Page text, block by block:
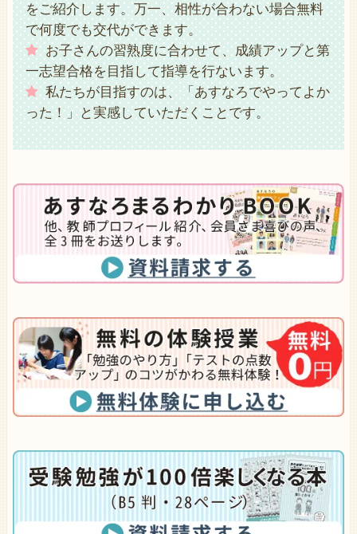
をご紹介します。万一、相性が合わない場合無料
で何度でも交代ができます。
お子さんの習熟度に合わせて、成績アップと第
一志望合格を目指して指導を行ないます。
私たちが目指すのは、「あすなろでやってよか
った！」と実感していただくことです。